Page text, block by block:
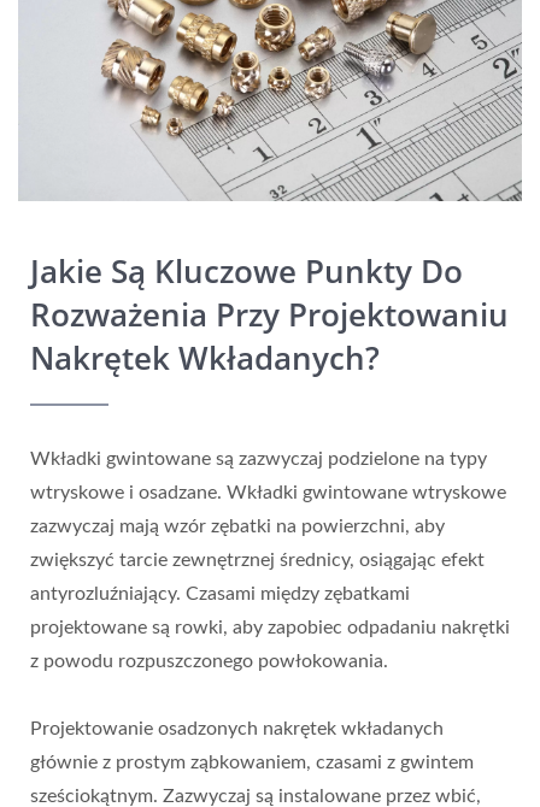
Jakie Są Kluczowe Punkty Do
Rozważenia Przy Projektowaniu
Nakrętek Wkładanych?
Wkładki gwintowane są zazwyczaj podzielone na typy
wtryskowe i osadzane. Wkładki gwintowane wtryskowe
zazwyczaj mają wzór zębatki na powierzchni, aby
zwiększyć tarcie zewnętrznej średnicy, osiągając efekt
antyrozluźniający. Czasami między zębatkami
projektowane są rowki, aby zapobiec odpadaniu nakrętki
z powodu rozpuszczonego powłokowania.
Projektowanie osadzonych nakrętek wkładanych
głównie z prostym ząbkowaniem, czasami z gwintem
sześciokątnym. Zazwyczaj są instalowane przez wbić,